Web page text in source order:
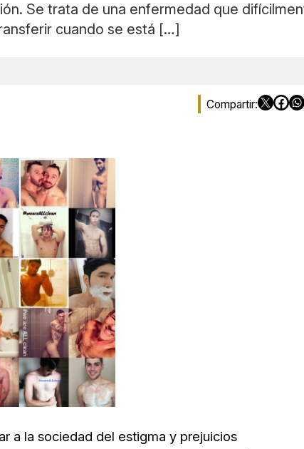
Se trata de una enfermedad que
cuando se está […]
a la sociedad del estigma y prejuicios